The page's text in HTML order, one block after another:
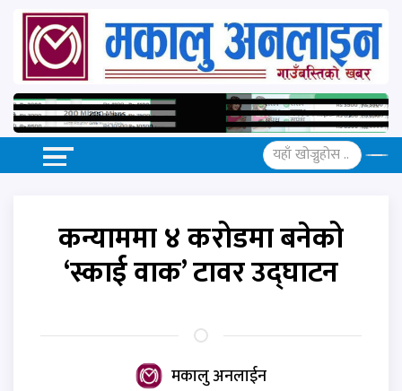
कन्याममा ४ करोडमा बनेको
‘स्काई वाक’ टावर उद्घाटन
मकालु अनलाईन